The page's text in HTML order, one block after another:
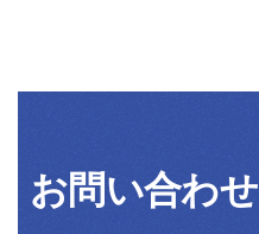
お問い合わせ